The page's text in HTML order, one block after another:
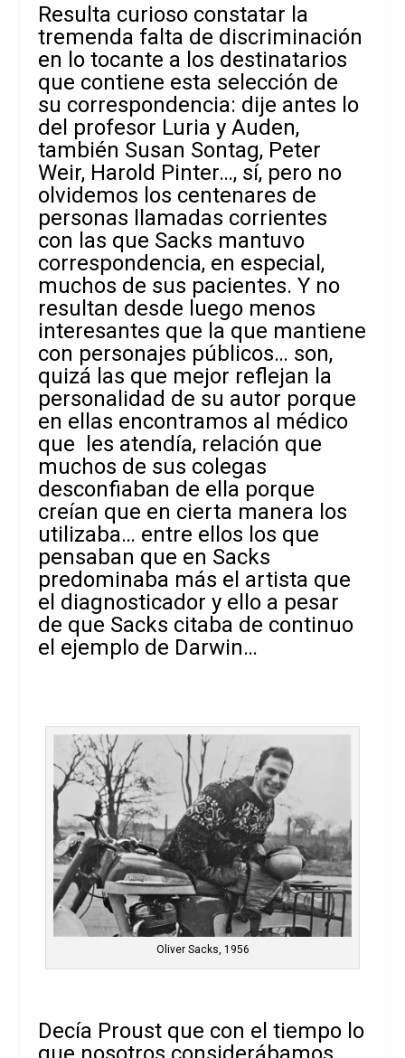
Resulta curioso constatar la
tremenda falta de discriminación
en lo tocante a los destinatarios
que contiene esta selección de
su correspondencia: dije antes lo
del profesor Luria y Auden,
también Susan Sontag, Peter
Weir, Harold Pinter…, sí, pero no
olvidemos los centenares de
personas llamadas corrientes
con las que Sacks mantuvo
correspondencia, en especial,
muchos de sus pacientes. Y no
resultan desde luego menos
interesantes que la que mantiene
con personajes públicos… son,
quizá las que mejor reflejan la
personalidad de su autor porque
en ellas encontramos al médico
que les atendía, relación que
muchos de sus colegas
desconfiaban de ella porque
creían que en cierta manera los
utilizaba… entre ellos los que
pensaban que en Sacks
predominaba más el artista que
el diagnosticador y ello a pesar
de que Sacks citaba de continuo
el ejemplo de Darwin…
Oliver Sacks, 1956
Decía Proust que con el tiempo lo